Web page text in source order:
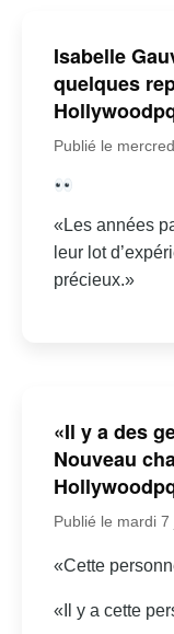
Isabelle
quelques
Publié le
«Les années
leur lot
précieux.»
«Il y a des
Nouveau
Publié le mardi
«Cette
«Il y a cette